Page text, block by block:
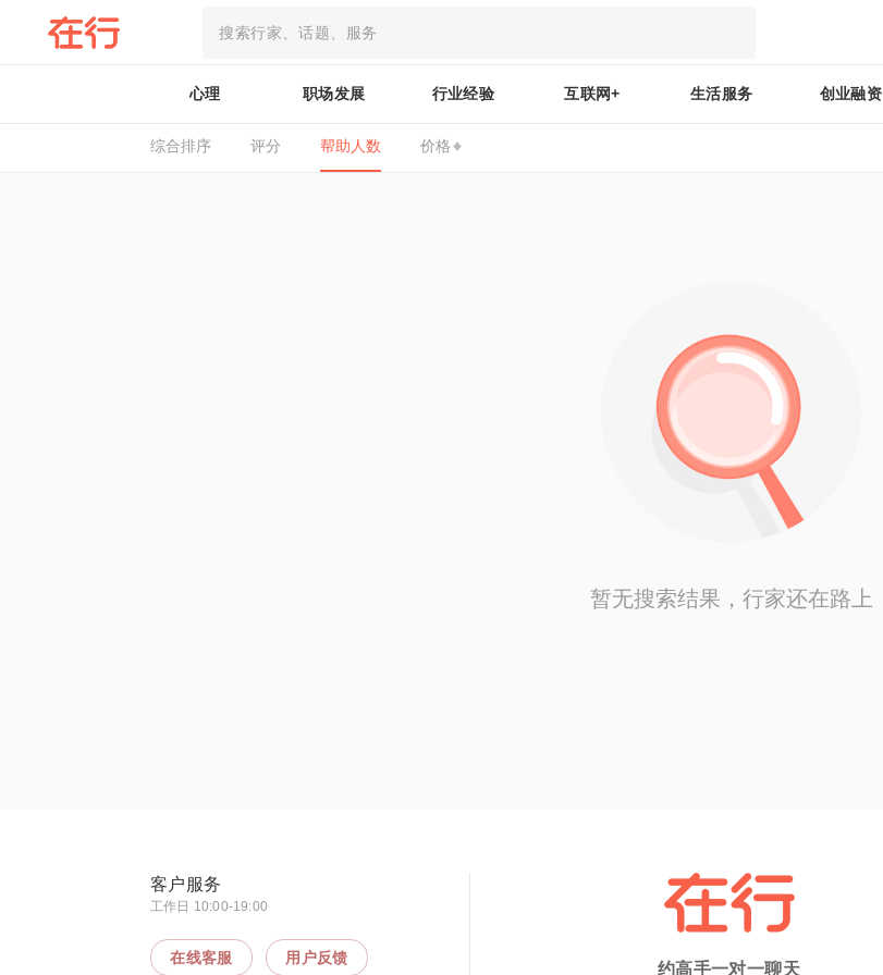
心理 职场发展 行业经验 互联网+ 生活服务 创业融资
综合排序 评分 帮助人数 价格
暂无搜索结果，行家还在路上
客户服务
工作日 10:00-19:00
在线客服 用户反馈
约高手一对一聊天